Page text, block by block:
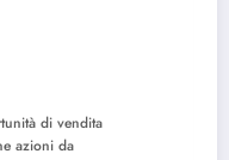
di vendita
azioni da